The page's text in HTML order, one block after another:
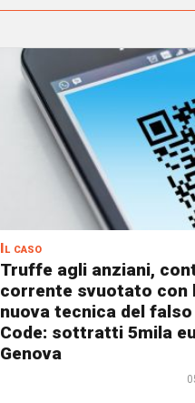
Il caso
Truffe agli anziani,
corrente svuotato con
nuova tecnica del falso
Code: sottratti 5mila
Genova